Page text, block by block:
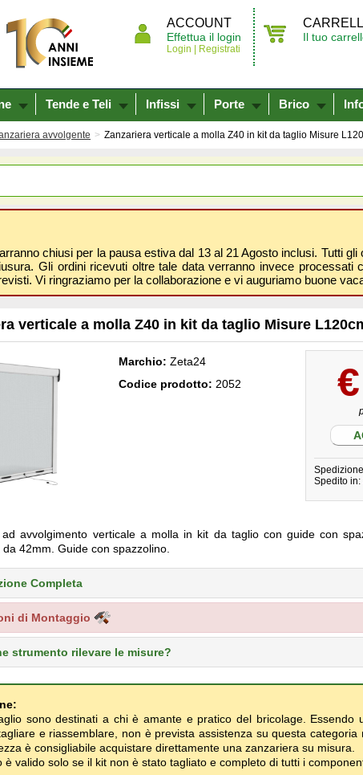
ACCOUNT
Effettua il login
Login | Registrati
Il tuo
Tende e Teli Infissi Porte Brico
avvolgente Zanzariera verticale a molla Z40 in kit da taglio Misure
chiusi per la pausa estiva dal 13 al 21 Agosto inclusi. Tutti gli
Gli ordini ricevuti oltre tale data verranno invece processati
Vi ringraziamo per la collaborazione e vi auguriamo buone
verticale a molla Z40 in kit da taglio Misure
Marchio: Zeta24
Codice prodotto: 2052 €
Spedito in:
avvolgimento verticale a molla in kit da taglio con guide con
42mm. Guide con spazzolino.
Completa
di Montaggio
strumento rilevare le misure?
sono destinati a chi è amante e pratico del bricolage. Essendo
e riassemblare, non è prevista assistenza su questa categoria
è consigliabile acquistare direttamente una zanzariera su misura.
è valido solo se il kit non è stato tagliato e completo di tutti i